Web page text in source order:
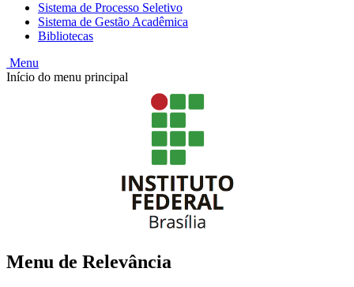
Sistema de Processo Seletivo
Sistema de Gestão Acadêmica
Bibliotecas
Menu
Início do menu principal
Menu de Relevância